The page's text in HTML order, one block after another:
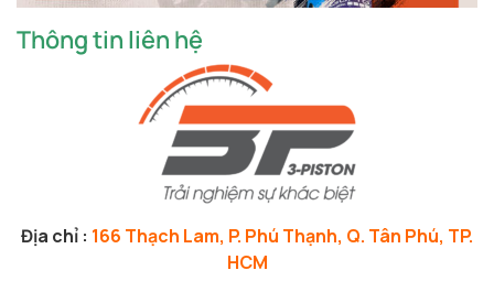
Thông tin liên hệ
Địa chỉ : 166 Thạch Lam, P. Phú Thạnh, Q. Tân Phú, TP.
HCM